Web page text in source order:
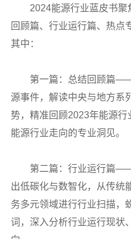
2024能源行业蓝皮书
回顾篇、行业运行篇、热点
其中：
第一篇：总结回顾篇
源事件，解读中央与地方系
势，精准回顾2023年能源
能源行业走向的专业洞见。
第二篇：行业运行篇
出低碳化与数智化，从传统
务多元领域进行行业扫描，
词，深入分析行业运行现状